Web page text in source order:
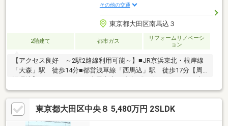
その他の交通
東京都大田区南馬込３
2階建て 都市ガス
リフォームリノベーシ
ョン
【アクセス良好 ～2駅2路線利用可能～】■JR京浜東北・根岸線
「大森」駅 徒歩14分■都営浅草線「西馬込」駅 徒歩17分【周
イレブン南馬込店 徒歩3分（約230ｍ）■スギ薬局南馬込店 徒
歩10分（約790ｍ）【教育】■大田区立馬込第二小学校 徒歩3分
（約200ｍ）■大田区立馬込東中学校 徒歩5分（約370ｍ）
東京都大田区中央８ 5,480万円 2SLDK